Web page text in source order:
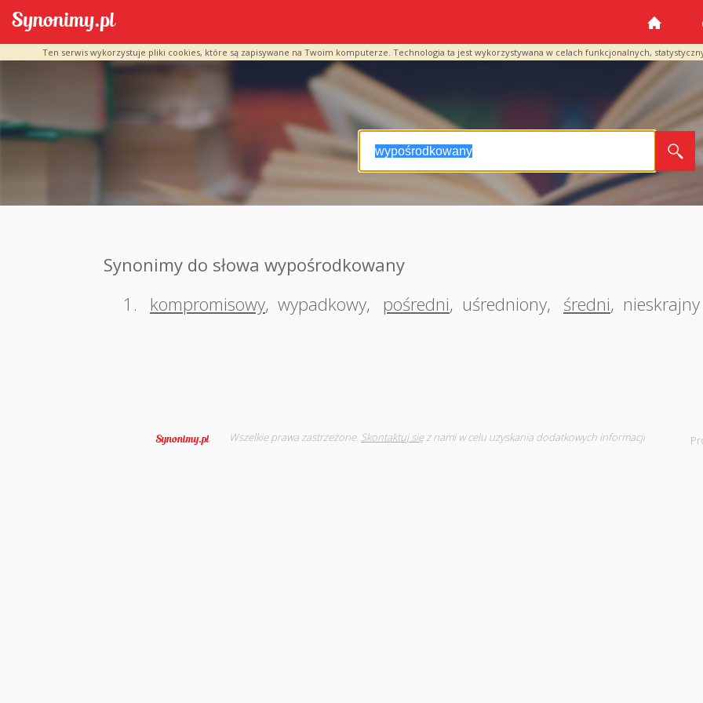
Ten serwis wykorzystuje pliki cookies, które są zapisywane na Twoim komputerze. Technologia ta jest wykorzystywana w celach funkcjonalnych,
Synonimy do słowa wypośrodkowany
1.
kompromisowy, wypadkowy, pośredni, uśredniony, średni, nieskrajny
Wszelkie prawa zastrzeżone. Skontaktuj sięz nami w celu uzyskania dodatkowych informacji